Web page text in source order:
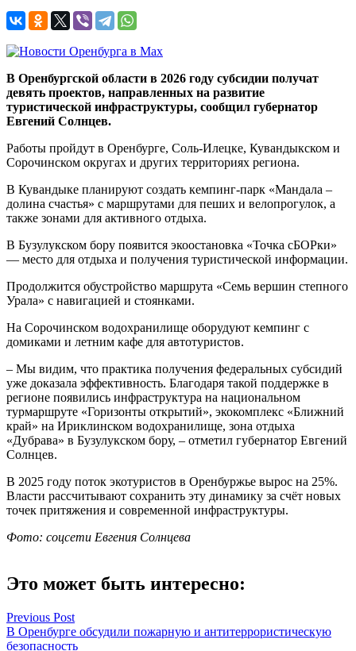
В Оренбургской области в 2026 году субсидии получат
девять проектов, направленных на развитие
туристической инфраструктуры, сообщил губернатор
Евгений Солнцев.
Работы пройдут в Оренбурге, Соль-Илецке, Кувандыкском и
Сорочинском округах и других территориях региона.
В Кувандыке планируют создать кемпинг-парк «Мандала –
долина счастья» с маршрутами для пеших и велопрогулок, а
также зонами для активного отдыха.
В Бузулукском бору появится экоостановка «Точка сБОРки»
— место для отдыха и получения туристической информации.
Продолжится обустройство маршрута «Семь вершин степного
Урала» с навигацией и стоянками.
На Сорочинском водохранилище оборудуют кемпинг с
домиками и летним кафе для автотуристов.
– Мы видим, что практика получения федеральных субсидий
уже доказала эффективность. Благодаря такой поддержке в
регионе появились инфраструктура на национальном
турмаршруте «Горизонты открытий», экокомплекс «Ближний
край» на Ириклинском водохранилище, зона отдыха
«Дубрава» в Бузулукском бору, – отметил губернатор Евгений
Солнцев.
В 2025 году поток экотуристов в Оренбуржье вырос на 25%.
Власти рассчитывают сохранить эту динамику за счёт новых
точек притяжения и современной инфраструктуры.
Фото: соцсети Евгения Солнцева
Это может быть интересно:
Навигация
по
Previous Post
В Оренбурге обсудили пожарную и антитеррористическую
безопасность